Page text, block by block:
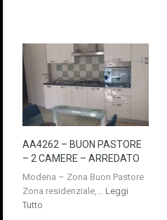
AA4262 – BUON PASTORE
– 2 CAMERE – ARREDATO
Modena – Zona Buon Pastore
Zona residenziale,… Leggi
Tutto